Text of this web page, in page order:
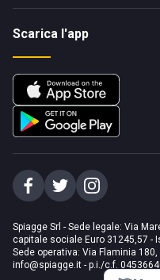
Scarica l'app
Spiagge Srl - Sede legale: Via
capitale sociale Euro 31245,57 -
Sede operativa: Via Flaminia
info@spiagge.it - p.i./c.f.